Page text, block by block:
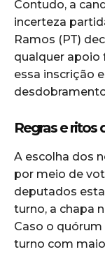
Contudo, a
incerteza
Ramos (PT)
qualquer apoio
essa inscrição
Regras e ritos
A escolha dos
por meio de
deputados
turno, a chapa
Caso o
turno com